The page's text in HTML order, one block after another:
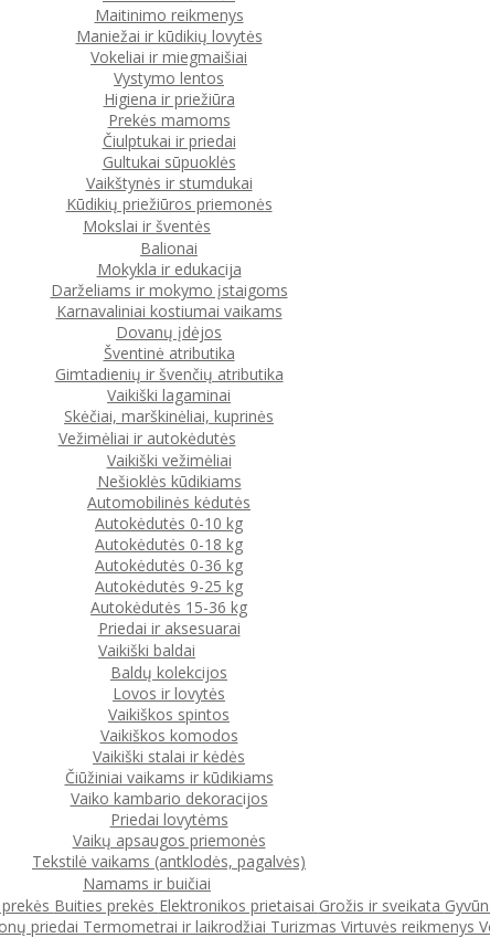
Maitinimo reikmenys
Maniežai ir kūdikių lovytės
Vokeliai ir miegmaišiai
Vystymo lentos
Higiena ir priežiūra
Prekės mamoms
Čiulptukai ir priedai
Gultukai sūpuoklės
Vaikštynės ir stumdukai
Kūdikių priežiūros priemonės
Mokslai ir šventės
Balionai
Mokykla ir edukacija
Darželiams ir mokymo įstaigoms
Karnavaliniai kostiumai vaikams
Dovanų įdėjos
Šventinė atributika
Gimtadienių ir švenčių atributika
Vaikiški lagaminai
Skėčiai, marškinėliai, kuprinės
Vežimėliai ir autokėdutės
Vaikiški vežimėliai
Nešioklės kūdikiams
Automobilinės kėdutės
Autokėdutės 0-10 kg
Autokėdutės 0-18 kg
Autokėdutės 0-36 kg
Autokėdutės 9-25 kg
Autokėdutės 15-36 kg
Priedai ir aksesuarai
Vaikiški baldai
Baldų kolekcijos
Lovos ir lovytės
Vaikiškos spintos
Vaikiškos komodos
Vaikiški stalai ir kėdės
Čiūžiniai vaikams ir kūdikiams
Vaiko kambario dekoracijos
Priedai lovytėms
Vaikų apsaugos priemonės
Tekstilė vaikams (antklodės, pagalvės)
Namams ir buičiai
Buities prekės Elektronikos prietaisai Grožis ir sveikata
priedai Termometrai ir laikrodžiai Turizmas Virtuvės reikmenys